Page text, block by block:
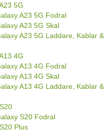
5G
A23 5G Fodral
A23 5G Skal
A23 5G Laddare, Kablar &
4G
A13 4G Fodral
A13 4G Skal
A13 4G Laddare, Kablar &
S20 Fodral
Plus